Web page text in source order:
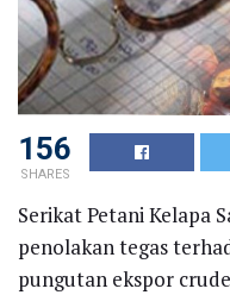
156
SHARES
Serikat Petani Kelapa
penolakan tegas
pungutan ekspor